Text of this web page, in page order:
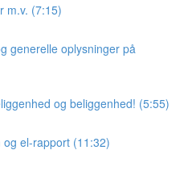
m.v. (7:15)
generelle oplysninger på
og beliggenhed! (5:55)
el-rapport (11:32)